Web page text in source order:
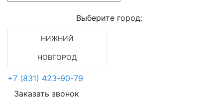
Выберите город:
НИЖНИЙ
НОВГОРОД
+7 (831) 423-90-79
Заказать звонок